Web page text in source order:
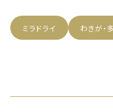
ミラドライ わきが・